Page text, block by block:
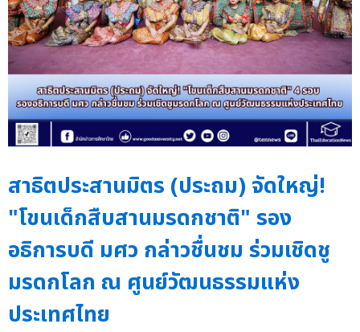
สาธิตประสานมิตร (ประถม) จัดใหญ่!
"โขนเด็กสืบสานมรดกชาติ" รอง
อธิการบดี มศว กล่าวชื่นชม ร่วมเชิดชู
มรดกโลก ณ ศูนย์วัฒนธรรมแห่ง
ประเทศไทย